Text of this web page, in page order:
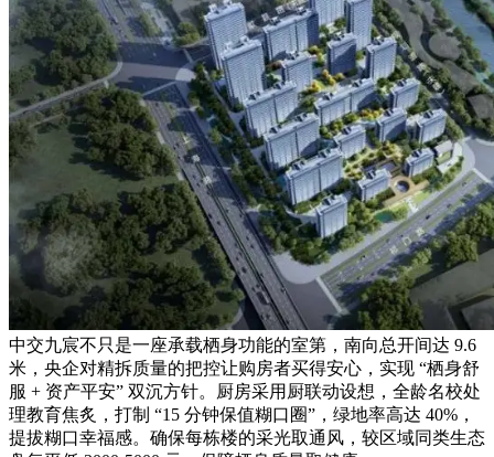
中交九宸不只是一座承载栖身功能的室第，南向总开间达 9.6
米，央企对精拆质量的把控让购房者买得安心，实现 “栖身舒
服 + 资产平安” 双沉方针。厨房采用厨联动设想，全龄名校处
理教育焦炙，打制 “15 分钟保值糊口圈”，绿地率高达 40%，
提拔糊口幸福感。确保每栋楼的采光取通风，较区域同类生态